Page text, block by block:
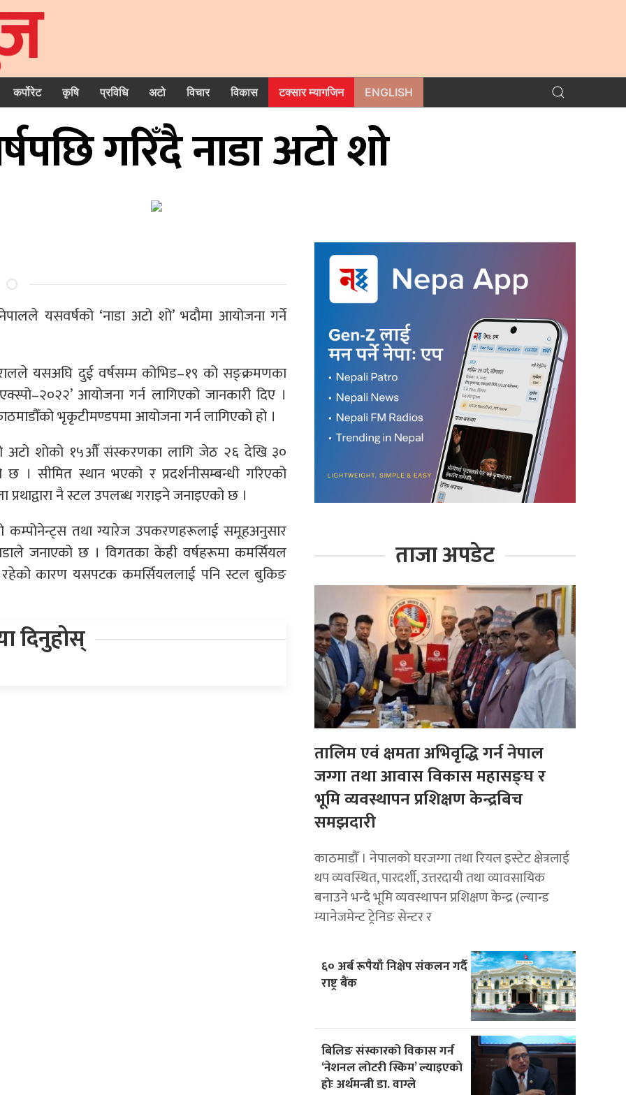
कर्पोरेट कृषि प्रविधि अटो विचार विकास टक्सार म्यागजिन ENGLISH
गरिँदै नाडा अटो शो
यसवर्षको ‘नाडा अटो शो’ भदौमा आयोजना गर्ने
यसअघि दुई वर्षसम्म कोभिड–१९ को सङ्क्रमणका
आयोजना गर्न लागिएको जानकारी दिए ।
भृकृटीमण्डपमा आयोजना गर्न लागिएको हो ।
अटो शोको १५औँ संस्करणका लागि जेठ २६ देखि ३०
सीमित स्थान भएको र प्रदर्शनीसम्बन्धी गरिएको
नै स्टल उपलब्ध गराइने जनाइएको छ ।
कम्पोनेन्ट्स तथा ग्यारेज उपकरणहरूलाई समूहअनुसार
जनाएको छ । विगतका केही वर्षहरूमा कमर्सियल
कारण यसपटक कमर्सियललाई पनि स्टल बुकिङ
दिनुहोस्
ताजा अपडेट
तालिम एवं क्षमता अभिवृद्धि गर्न नेपाल
जग्गा तथा आवास विकास महासङ्घ र
भूमि व्यवस्थापन प्रशिक्षण केन्द्रबिच
समझदारी
काठमाडौँ । नेपालको घरजग्गा तथा रियल इस्टेट क्षेत्रलाई
थप व्यवस्थित, पारदर्शी, उत्तरदायी तथा व्यावसायिक
बनाउने भन्दै भूमि व्यवस्थापन प्रशिक्षण केन्द्र (ल्यान्ड
म्यानेजमेन्ट ट्रेनिङ सेन्टर र
६० अर्ब रूपैयाँ निक्षेप संकलन गर्दै
राष्ट्र बैंक
बिलिङ संस्कारको विकास गर्न
‘नेशनल लोटरी स्किम’ ल्याइएकाे
हाेः अर्थमन्त्री डा. वाग्ले